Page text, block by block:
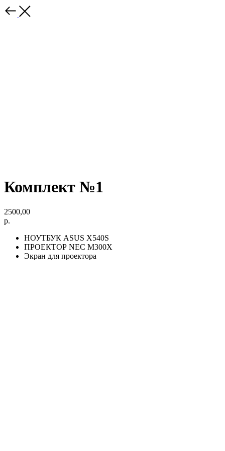
Комплект №1
2500,00
р.
НОУТБУК ASUS X540S
ПРОЕКТОР NEC M300X
Экран для проектора